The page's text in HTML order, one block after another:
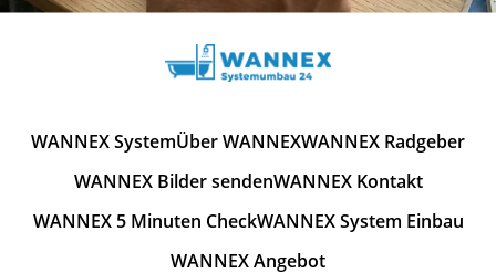
WANNEX SystemÜber WANNEXWANNEX Radgeber
WANNEX Bilder sendenWANNEX Kontakt
WANNEX 5 Minuten CheckWANNEX System Einbau
WANNEX Angebot